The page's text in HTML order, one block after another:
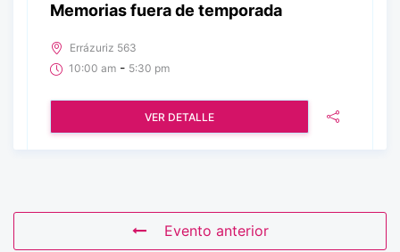
Memorias fuera de temporada
Errázuriz 563
10:00 am - 5:30 pm
VER DETALLE
Evento anterior